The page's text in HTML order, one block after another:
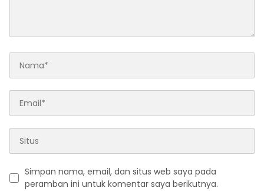
Simpan nama, email, dan situs web saya pada
peramban ini untuk komentar saya berikutnya.